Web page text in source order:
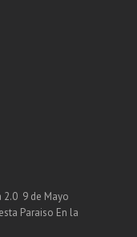
2.0 9 de Mayo
Paraiso En la